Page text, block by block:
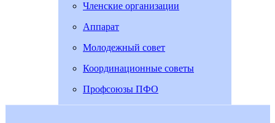
Членские организации
Аппарат
Молодежный совет
Координационные советы
Профсоюзы ПФО